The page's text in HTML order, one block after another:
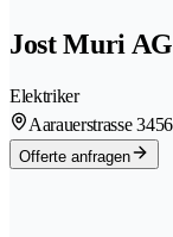
Jost Muri AG
Elektriker
Aarauerstrasse 34
Offerte anfragen